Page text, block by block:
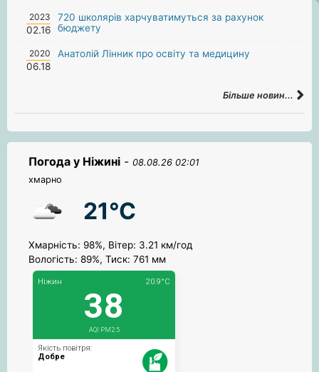
2023
02.16
720 школярів харчуватимуться за рахунок
бюджету
2020
06.18
Анатолій Лінник про освіту та медицину
Більше новин...
Погода у Ніжині - 08.08.26 02:01
хмарно
21°C
Хмарність: 98%, Вітер: 3.21 км/год
Вологість: 89%, Тиск: 761 мм